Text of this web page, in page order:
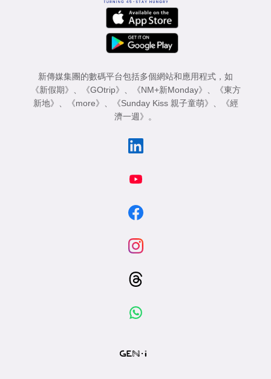
新傳媒集團的數碼平台包括多個網站和應用程式，如
《新假期》
《GOtrip》 《NM+新Monday》
《東方
新地》
《more》 《Sunday Kiss 親子童萌》
《經
濟一週》
。